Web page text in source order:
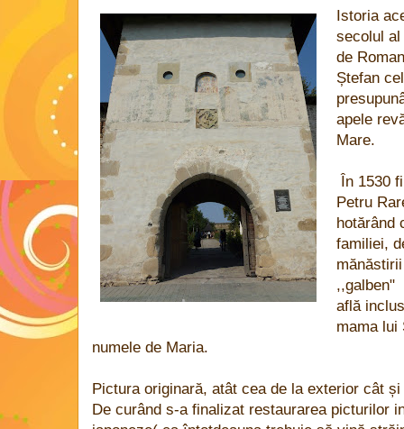
Istoria
secolul
de
Ștefan
apele
Mare.
În 1530
Petru
hotărând
familiei,
,,galben"
află
mama lui
numele de Maria.
Pictura originară, atât cea de la exterior cât
De curând s-a finalizat restaurarea picturilor